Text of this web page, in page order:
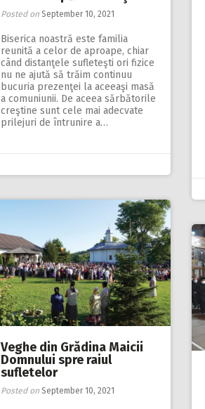
Posted on September 10, 2021
Biserica noastră este familia
reunită a celor de aproape, chiar
când distanţele sufleteşti ori fizice
nu ne ajută să trăim continuu
bucuria prezenţei la aceeaşi masă
a comuniunii. De aceea sărbătorile
creştine sunt cele mai adecvate
prilejuri de întrunire a…
Veghe din Grădina Maicii
Domnului spre raiul
sufletelor
Posted on September 10, 2021